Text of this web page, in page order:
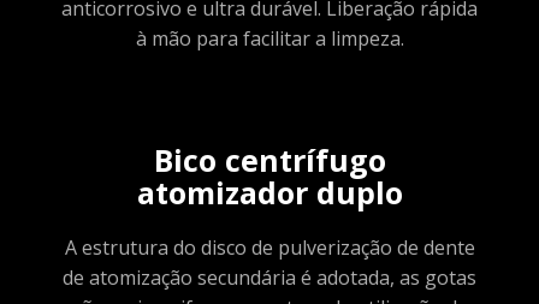
anticorrosivo e ultra durável. Liberação rápida
à mão para facilitar a limpeza.
Bico centrífugo
atomizador duplo
A estrutura do disco de pulverização de dente
de atomização secundária é adotada, as gotas